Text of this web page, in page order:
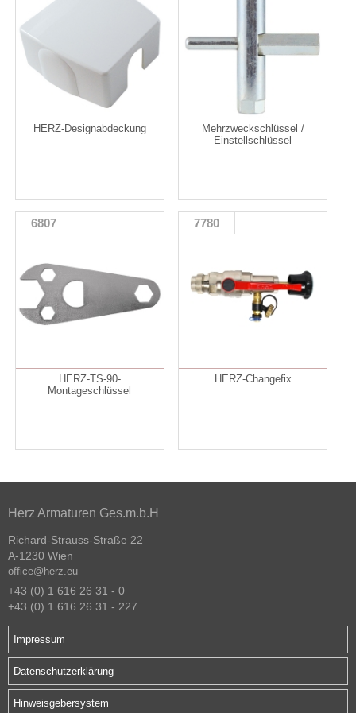
HERZ-Designabdeckung
Mehrzweckschlüssel /
Einstellschlüssel
6807
HERZ-TS-90-
Montageschlüssel
7780
HERZ-Changefix
Herz Armaturen Ges.m.b.H
Richard-Strauss-Straße 22
A-1230 Wien
office@herz.eu
+43 (0) 1 616 26 31 - 0
+43 (0) 1 616 26 31 - 227
Impressum
Datenschutzerklärung
Hinweisgebersystem